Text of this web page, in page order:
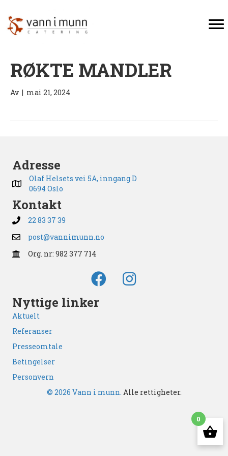
RØKTE MANDLER
Av | mai 21, 2024
Adresse
Olaf Helsets vei 5A, inngang D
0694 Oslo
Kontakt
22 83 37 39
post@vannimunn.no
Org. nr: 982 377 714
Nyttige linker
Aktuelt
Referanser
Presseomtale
Betingelser
Personvern
© 2026 Vann i munn. Alle rettigheter.
0